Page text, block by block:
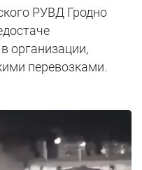
РУВД Гродно
организации,
перевозками.